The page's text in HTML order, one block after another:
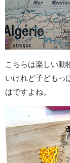
こちらは楽しい動
いけれど子どもっ
はですよね。